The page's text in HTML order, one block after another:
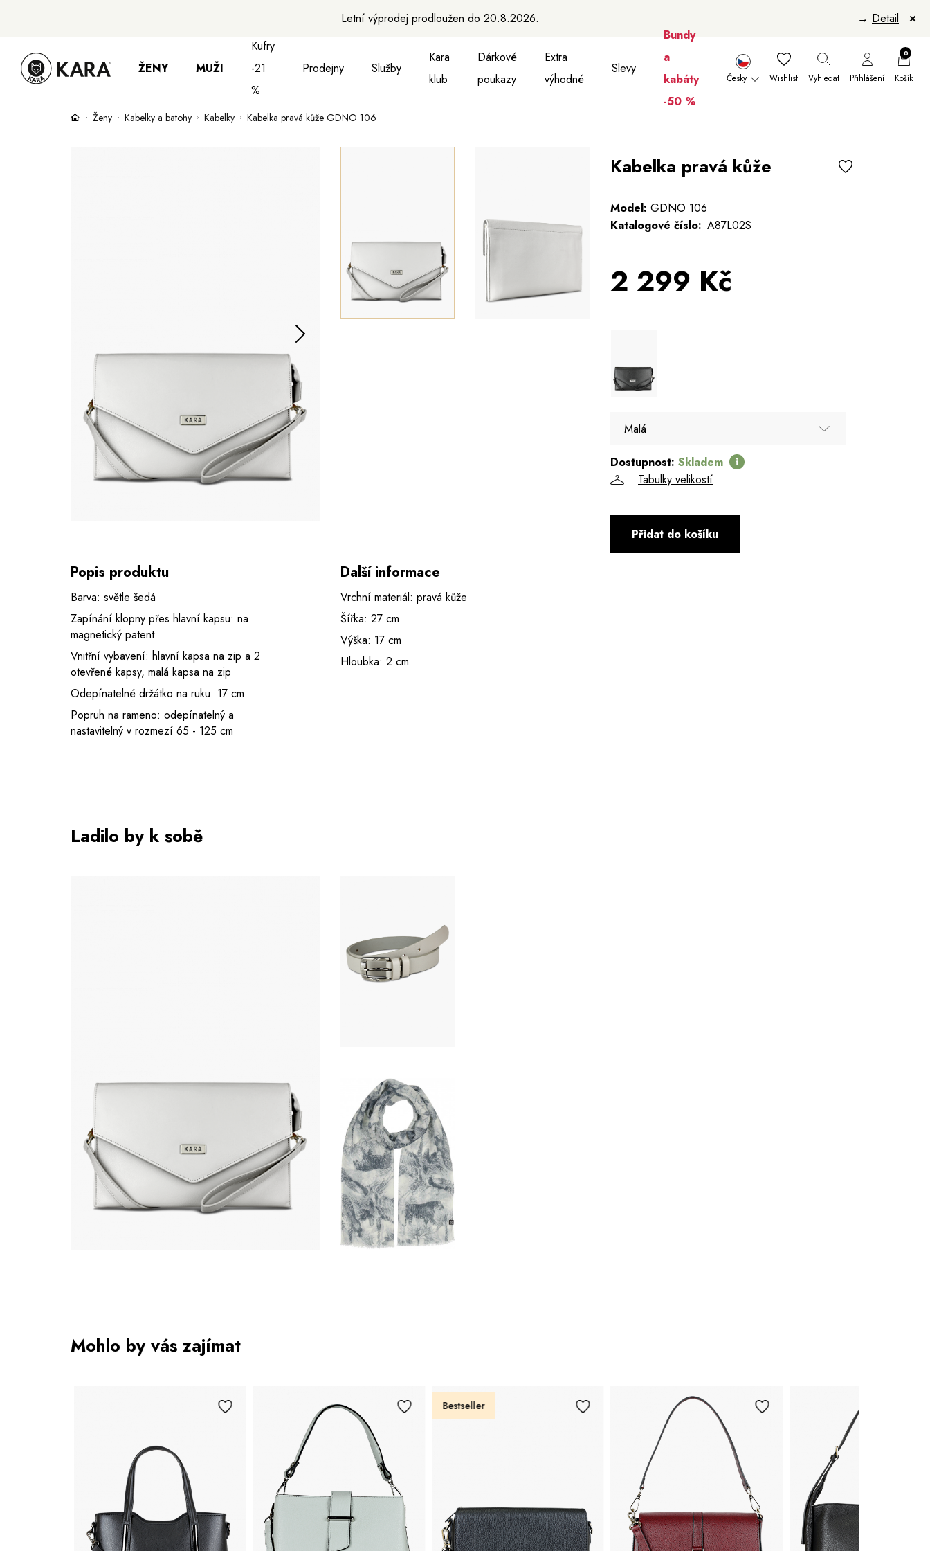
Letní výprodej prodloužen do 20.8.2026. → Detail
ŽENY
Bundy, kabáty a saka Sukně, vesty a košile
MUŽI
Bundy, kabáty a vesty Aktovky, tašky a batohy
Kufry
-21
%
Prodejny Služby
Kara
klub
Dárkové
poukazy
Extra
výhodné
Slevy
Bundy
a
kabáty
-50 %
Česky Wishlist Vyhledat Přihlášení
0
Košík
Ženy Kabelky a batohy Kabelky Kabelka pravá kůže GDNO 106
Popis produktu
Barva: světle šedá
Zapínání klopny přes hlavní kapsu: na
magnetický patent
Vnitřní vybavení: hlavní kapsa na zip a 2
otevřené kapsy, malá kapsa na zip
Odepínatelné držátko na ruku: 17 cm
Popruh na rameno: odepínatelný a
nastavitelný v rozmezí 65 - 125 cm
Další informace
Vrchní materiál: pravá kůže
Šířka: 27 cm
Výška: 17 cm
Hloubka: 2 cm
Kabelka pravá kůže
Model: GDNO 106
Katalogové číslo: A87L02S
2 299 Kč
Malá
Malá
Dostupnost: Skladem
Tabulky velikostí
Přidat do košíku
Ladilo by k sobě
Mohlo by vás zajímat
Bestseller